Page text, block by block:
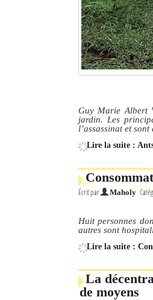
Guy Marie Albert
jardin. Les
l’assassinat et
Lire la suite :
Écrit par Maholy
Huit personnes
autres sont
Lire la suite :
La
de moyens